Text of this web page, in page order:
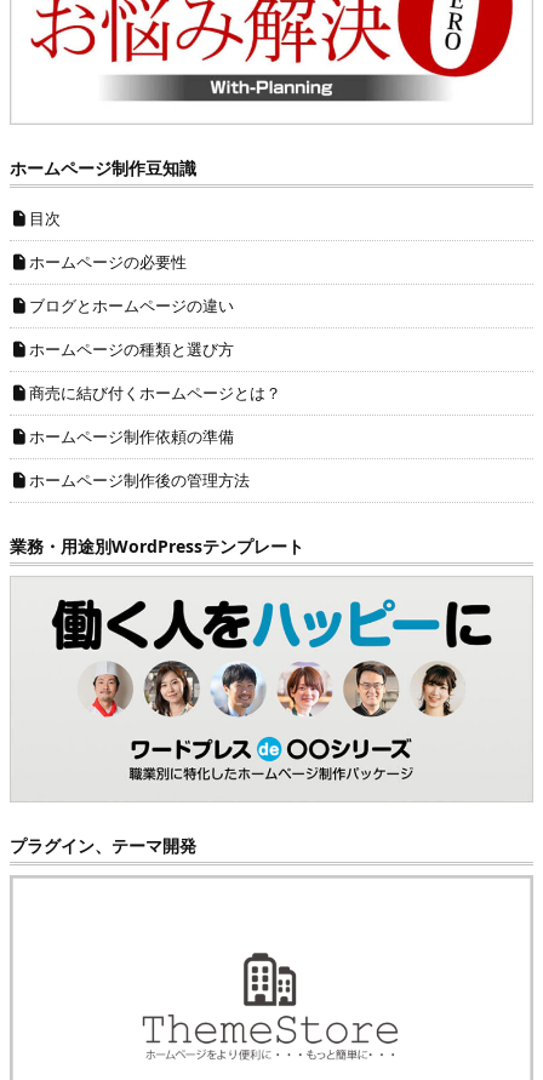
ホームページ制作豆知識
目次
ホームページの必要性
ブログとホームページの違い
ホームページの種類と選び方
商売に結び付くホームページとは？
ホームページ制作依頼の準備
ホームページ制作後の管理方法
業務・用途別WordPressテンプレート
プラグイン、テーマ開発